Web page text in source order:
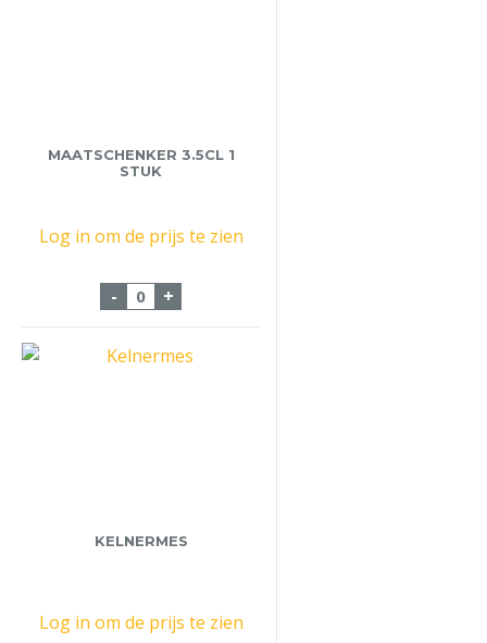
MAATSCHENKER 3.5CL 1
STUK
Log in om de prijs te zien
- Maatschenker 3.5cl 1 stuk aantal
+
KELNERMES
Log in om de prijs te zien